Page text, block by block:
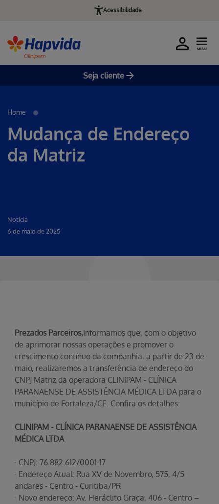
Acessibilidade
Seja cliente
MENU
Home
Mudança de Endereço
da Matriz
Notícia
6 de maio de 2025
Prezados Parceiros,Informamos que, com o objetivo
de aprimorar nossas operações e promover o
crescimento contínuo da companhia, a partir de 23 de
maio, realizaremos a transferência de endereço do
CNPJ Matriz da operadora CLINIPAM - CLÍNICA
PARANAENSE DE ASSISTÊNCIA MÉDICA LTDA para o
município de Fortaleza/CE. Confira os detalhes:
CLINIPAM - CLÍNICA PARANAENSE DE ASSISTÊNCIA
MÉDICA LTDA
· CNPJ: 76.882.612/0001-17
· Endereço Atual: Rua XV de Novembro, 575, 4/5
andares - Centro - Curitiba/PR
· Novo endereço: Av. Heráclito Graça, 406 - Centro –